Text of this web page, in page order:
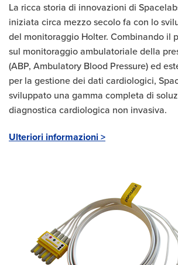
La ricca storia di innovazioni di
iniziata circa mezzo secolo fa con lo
del monitoraggio Holter. Combinando il
sul monitoraggio ambulatoriale della
(ABP, Ambulatory Blood Pressure) ed
per la gestione dei dati cardiologici,
sviluppato una gamma completa di
diagnostica cardiologica non invasiva.
Ulteriori informazioni >